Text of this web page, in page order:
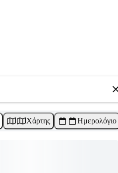
Χάρτης Ημερολόγιο